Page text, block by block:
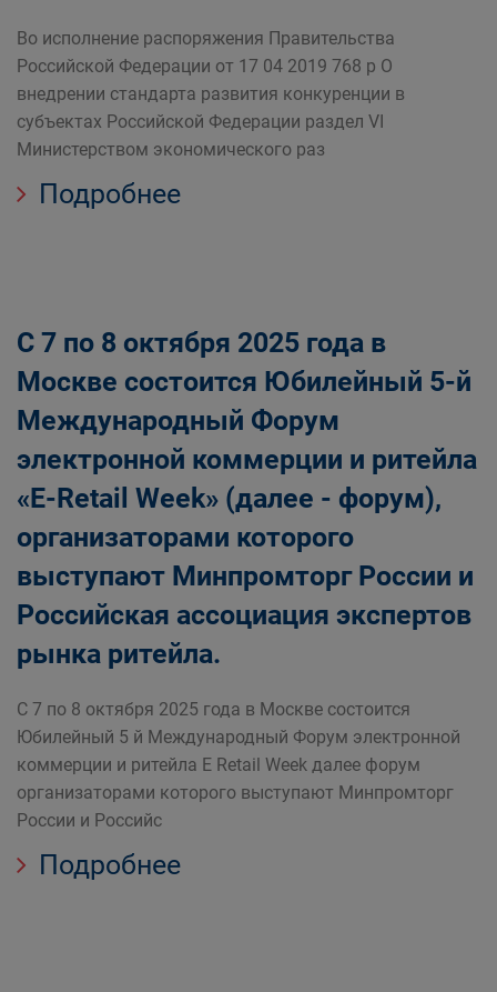
Во исполнение распоряжения Правительства
Российской Федерации от 17 04 2019 768 р О
внедрении стандарта развития конкуренции в
субъектах Российской Федерации раздел VI
Министерством экономического раз
Подробнее
С 7 по 8 октября 2025 года в
Москве состоится Юбилейный 5-й
Международный Форум
электронной коммерции и ритейла
«Е-Retail Week» (далее - форум),
организаторами которого
выступают Минпромторг России и
Российская ассоциация экспертов
рынка ритейла.
С 7 по 8 октября 2025 года в Москве состоится
Юбилейный 5 й Международный Форум электронной
коммерции и ритейла Е Retail Week далее форум
организаторами которого выступают Минпромторг
России и Российс
Подробнее